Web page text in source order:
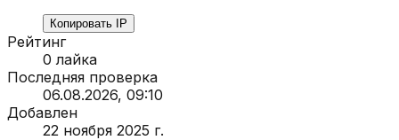
Копировать IP
Рейтинг
0 лайка
Последняя проверка
06.08.2026, 09:10
Добавлен
22 ноября 2025 г.